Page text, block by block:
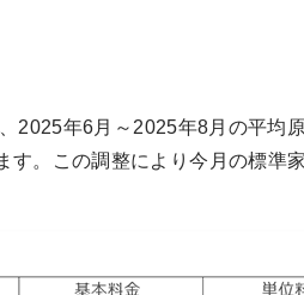
2025年6月～2025年8月の平均
。この調整により今月の標準